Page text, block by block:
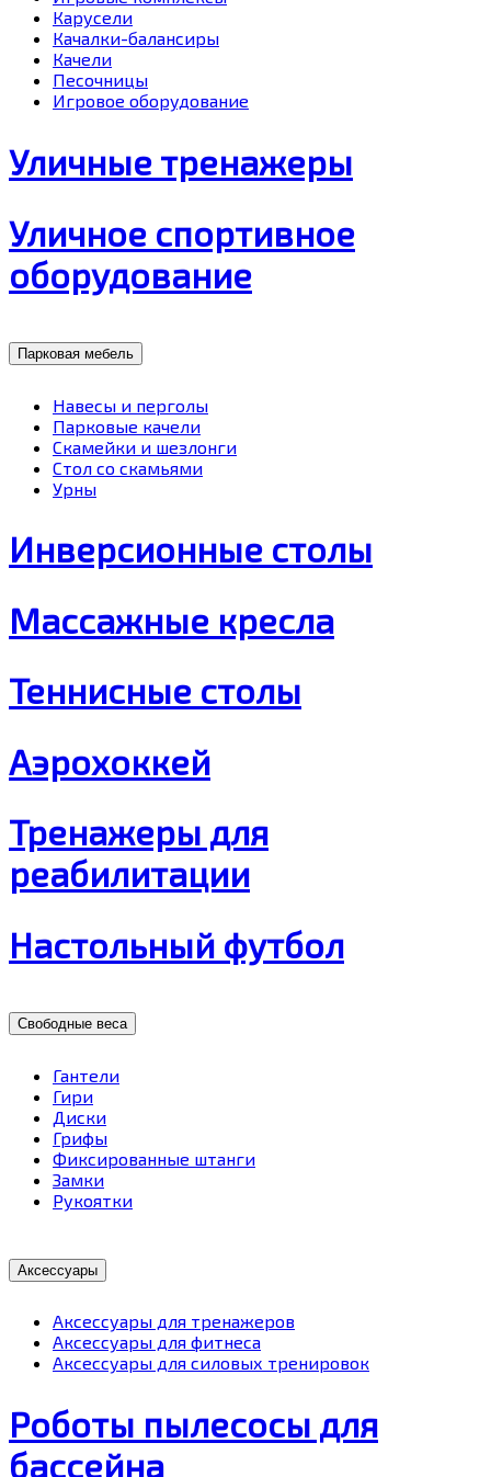
Карусели
Качалки-балансиры
Качели
Песочницы
Игровое оборудование
Уличные тренажеры
Уличное спортивное
оборудование
Парковая мебель
Навесы и перголы
Парковые качели
Скамейки и шезлонги
Стол со скамьями
Урны
Инверсионные столы
Массажные кресла
Теннисные столы
Аэрохоккей
Тренажеры для
реабилитации
Настольный футбол
Свободные веса
Гантели
Гири
Диски
Грифы
Фиксированные штанги
Замки
Рукоятки
Аксессуары
Аксессуары для тренажеров
Аксессуары для фитнеса
Аксессуары для силовых тренировок
Роботы пылесосы для
бассейна